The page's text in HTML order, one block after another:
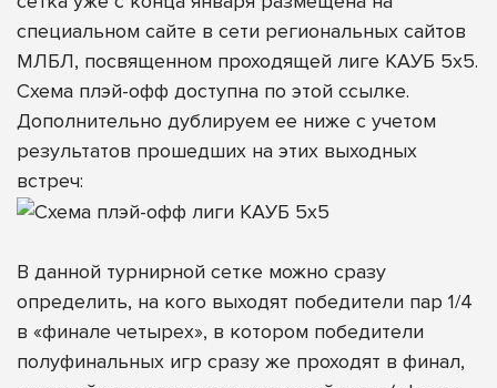
специальном сайте в сети региональных сайтов
МЛБЛ, посвященном проходящей лиге КАУБ 5х5.
Схема плэй-офф доступна по этой ссылке.
Дополнительно дублируем ее ниже с учетом
результатов прошедших на этих выходных
встреч:
В данной турнирной сетке можно сразу
определить, на кого выходят победители пар 1/4
в «финале четырех», в котором победители
полуфинальных игр сразу же проходят в финал,